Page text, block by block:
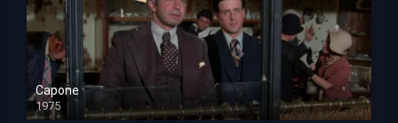
Capone
1975
HD 1080p